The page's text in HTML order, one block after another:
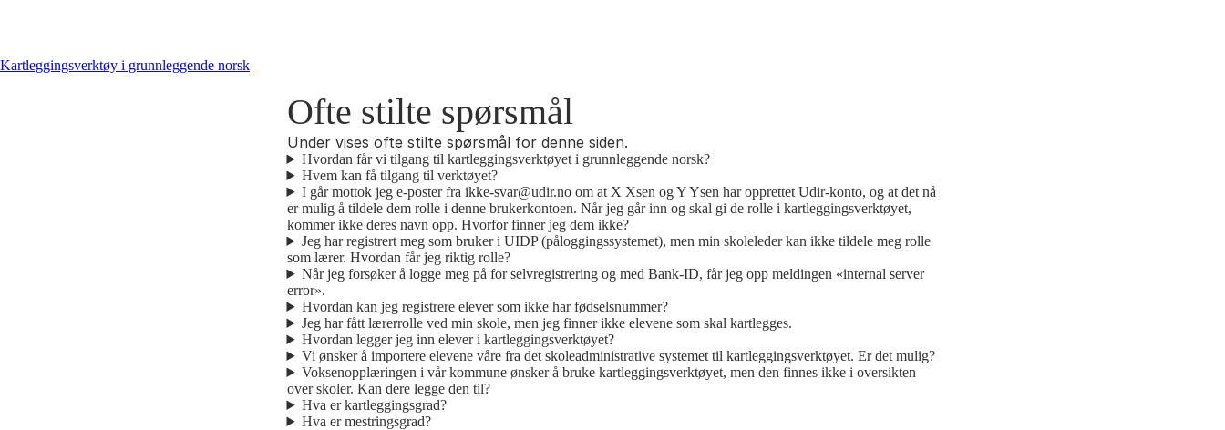
Kartleggingsverktøy i grunnleggende norsk
Ofte stilte spørsmål
Under vises ofte stilte spørsmål for denne siden.
Hvordan får vi tilgang til kartleggingsverktøyet i grunnleggende norsk?
Hvem kan få tilgang til verktøyet?
I går mottok jeg e-poster fra ikke-svar@udir.no om at X Xsen og Y Ysen har opprettet Udir-konto, og at det nå
er mulig å tildele dem rolle i denne brukerkontoen. Når jeg går inn og skal gi de rolle i kartleggingsverktøyet,
kommer ikke deres navn opp. Hvorfor finner jeg dem ikke?
Jeg har registrert meg som bruker i UIDP (påloggingssystemet), men min skoleleder kan ikke tildele meg rolle
som lærer. Hvordan får jeg riktig rolle?
Når jeg forsøker å logge meg på for selvregistrering og med Bank-ID, får jeg opp meldingen «internal server
error».
Hvordan kan jeg registrere elever som ikke har fødselsnummer?
Jeg har fått lærerrolle ved min skole, men jeg finner ikke elevene som skal kartlegges.
Hvordan legger jeg inn elever i kartleggingsverktøyet?
Vi ønsker å importere elevene våre fra det skoleadministrative systemet til kartleggingsverktøyet. Er det mulig?
Voksenopplæringen i vår kommune ønsker å bruke kartleggingsverktøyet, men den finnes ikke i oversikten
over skoler. Kan dere legge den til?
Hva er kartleggingsgrad?
Hva er mestringsgrad?